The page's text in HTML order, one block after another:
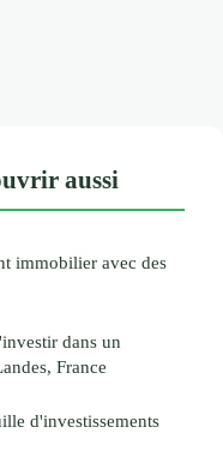
aussi
immobilier avec des
dans un
France
d'investissements